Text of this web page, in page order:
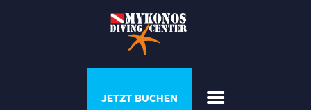
JETZT BUCHEN
PROGRAMME &